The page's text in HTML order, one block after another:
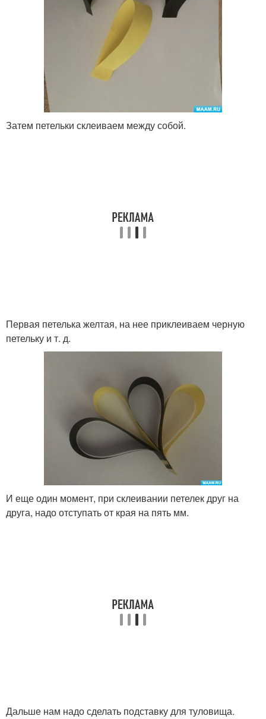
Затем петельки склеиваем между собой.
Первая петелька желтая, на нее приклеиваем черную
петельку и т. д.
И еще один момент, при склеивании петелек друг на
друга, надо отступать от края на пять мм.
Дальше нам надо сделать подставку для туловища.